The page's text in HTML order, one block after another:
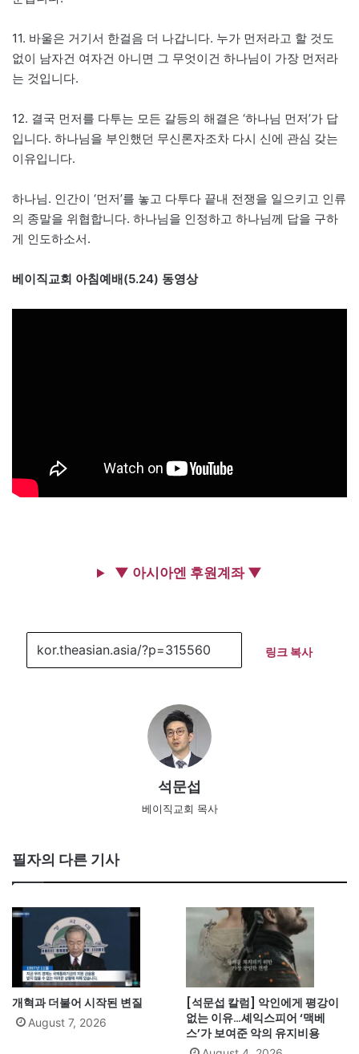
11. 바울은 거기서 한걸음 더 나갑니다. 누가 먼저라고 할 것도
없이 남자건 여자건 아니면 그 무엇이건 하나님이 가장 먼저라
는 것입니다.
12. 결국 먼저를 다투는 모든 갈등의 해결은 ‘하나님 먼저’가 답
입니다. 하나님을 부인했던 무신론자조차 다시 신에 관심 갖는
이유입니다.
하나님. 인간이 ‘먼저’를 놓고 다투다 끝내 전쟁을 일으키고 인류
의 종말을 위협합니다. 하나님을 인정하고 하나님께 답을 구하
게 인도하소서.
베이직교회 아침예배(5.24) 동영상
▼ 아시아엔 후원계좌 ▼
링크 복사
석문섭
베이직교회 목사
필자의 다른 기사
개혁과 더불어 시작된 변질
August 7, 2026
[석문섭 칼럼] 악인에게 평강이
없는 이유…셰익스피어 ‘맥베
스’가 보여준 악의 유지비용